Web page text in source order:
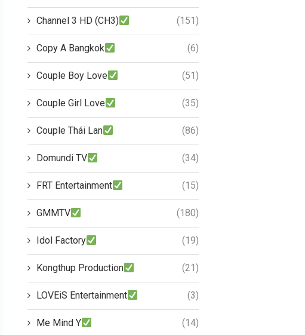
Channel 3 HD (CH3) (151)
Copy A Bangkok (6)
Couple Boy Love (51)
Couple Girl Love (35)
Couple Thái Lan (86)
Domundi TV (34)
FRT Entertainment (15)
GMMTV (180)
Idol Factory (19)
Kongthup Production (21)
LOVEiS Entertainment (3)
Me Mind Y (14)